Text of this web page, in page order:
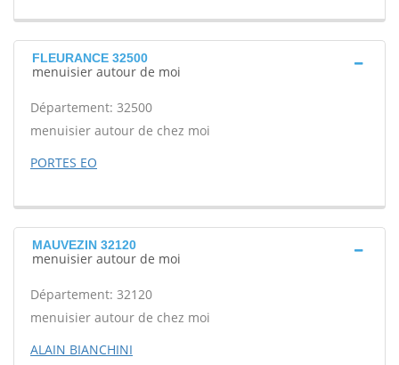
FLEURANCE 32500
menuisier autour de moi
Département: 32500
menuisier autour de chez moi
PORTES EO
MAUVEZIN 32120
menuisier autour de moi
Département: 32120
menuisier autour de chez moi
ALAIN BIANCHINI